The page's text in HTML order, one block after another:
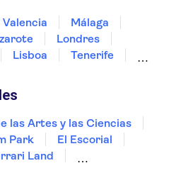
Valencia
Málaga
Londres
Lisboa
Tenerife
las Artes y las Ciencias
Park
El Escorial
Land